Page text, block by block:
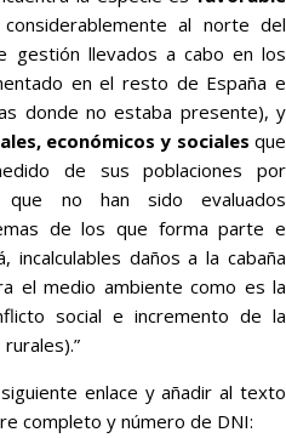
al norte del
gestión llevados a cabo en los
en el resto de España e
donde no estaba presente), y
económicos y sociales que
de sus poblaciones por
que no han sido evaluados
de los que forma parte e
daños a la cabaña
el medio ambiente como es la
social e incremento de la
enlace y añadir al texto
completo y número de DNI: